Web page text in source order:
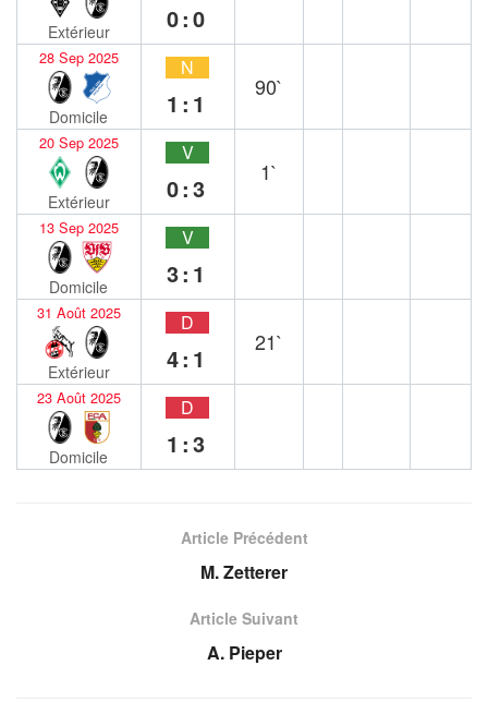
Extérieur 0:0
28 Sep 2025
Domicile
N
1:1
90`
20 Sep 2025
Extérieur
V
0:3
1`
13 Sep 2025
Domicile
V
3:1
31 Août 2025
Extérieur
D
4:1
21`
23 Août 2025
Domicile
D
1:3
Article Précédent
M. Zetterer
Article Suivant
A. Pieper